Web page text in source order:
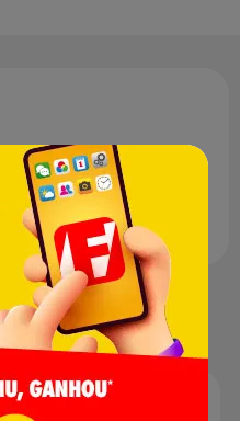
12 Anti Tártaro, uma nova
limpam e combatem a
horas de proteção ativa